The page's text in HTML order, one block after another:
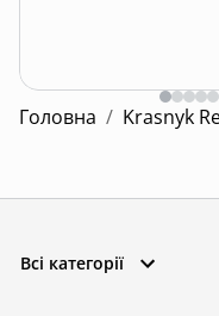
Головна / Krasnyk
Всі категорії